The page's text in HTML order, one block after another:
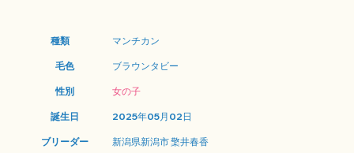
種類 マンチカン
毛色 ブラウンタビー
性別 女の子
誕生日 2025年05月02日
ブリーダー 新潟県新潟市 檠井春香